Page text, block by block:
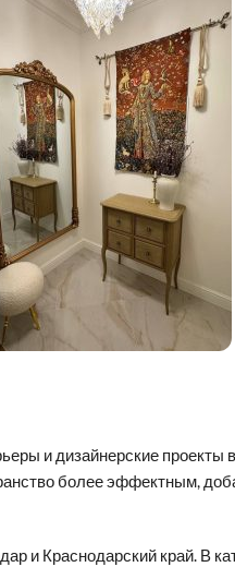
и дизайнерские
более эффектным,
и Краснодарский край. В